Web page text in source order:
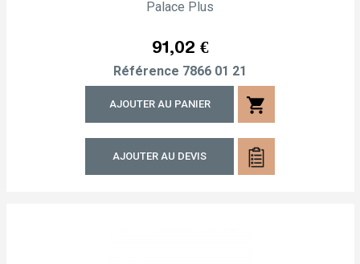
Palace Plus
Prix
91,02 €
Référence 7866 01 21
AJOUTER AU PANIER shopping_cart
AJOUTER AU DEVIS